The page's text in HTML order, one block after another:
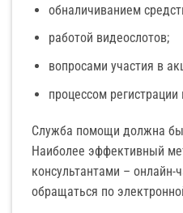
обналичиванием
работой видеослотов;
вопросами участия в
процессом
Служба помощи должна
Наиболее эффективный
консультантами – онлайн-
обращаться по